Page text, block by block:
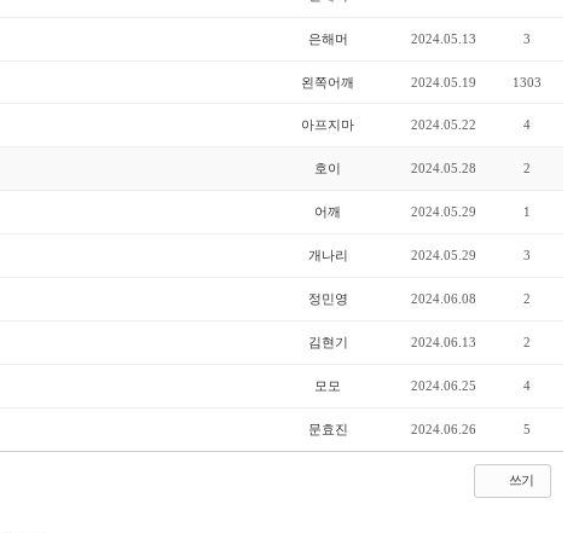
은해머 2024.05.13 3
왼쪽어깨 2024.05.19 1303
아프지마 2024.05.22 4
호이 2024.05.28 2
어깨 2024.05.29 1
개나리 2024.05.29 3
정민영 2024.06.08 2
김현기 2024.06.13 2
모모 2024.06.25 4
문효진 2024.06.26 5
쓰기